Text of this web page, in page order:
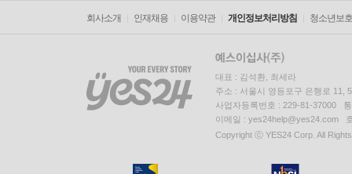
회사소개 인재채용 이용약관 개인정보처리방침 청소년보
대표 : 김석환, 최세라
주소 : 서울시 영등포구 은행로 11,
사업자등록번호 : 229-81-37000
이메일 : yes24help@yes24.com
Copyright ⓒ YES24 Corp. All